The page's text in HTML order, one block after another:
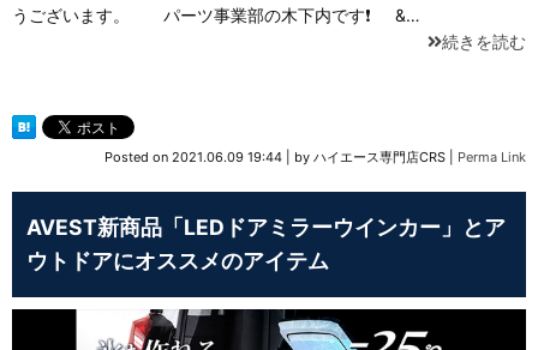
うございます。 パーツ事業部の木下内です❗ &…
続きを読む
Posted on 2021.06.09 19:44 by ハイエース専門店CRS Perma Link
AVEST新商品「LEDドアミラーウインカー」とア
ウトドアにオススメのアイテム